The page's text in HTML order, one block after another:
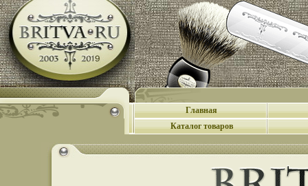
Главная
Каталог товаров